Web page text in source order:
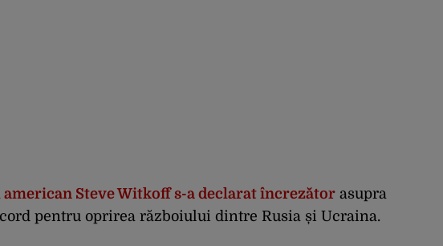
Steve Witkoff s-a declarat încrezător asupra
pentru oprirea războiului dintre Rusia și Ucraina.